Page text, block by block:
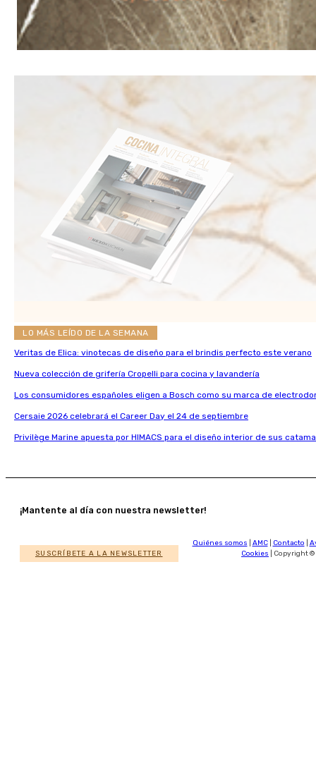
LO MÁS LEÍDO DE LA SEMANA
Veritas de Elica: vinotecas de diseño para el brindis perfecto este verano
Nueva colección de grifería Cropelli para cocina y lavandería
Los consumidores españoles eligen a Bosch como su marca de
Cersaie 2026 celebrará el Career Day el 24 de septiembre
Privilège Marine apuesta por HIMACS para el diseño interior de sus
¡Mantente al día con nuestra newsletter!
SUSCRÍBETE A LA NEWSLETTER
Quiénes somos AMC| Contacto
Cookies | Copyright